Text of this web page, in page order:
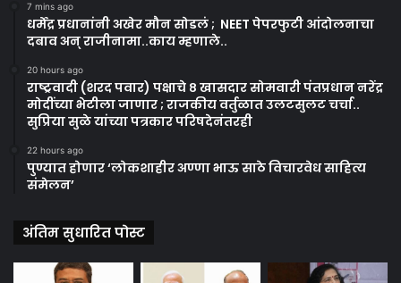
7 mins ago
धर्मेंद्र प्रधानांनी अखेर मौन सोडलं ; NEET पेपरफुटी आंदोलनाचा
दबाव अन् राजीनामा..काय म्हणाले..
20 hours ago
राष्ट्रवादी (शरद पवार) पक्षाचे ८ खासदार सोमवारी पंतप्रधान नरेंद्र
मोदींच्या भेटीला जाणार ; राजकीय वर्तुळात उलटसुलट चर्चा..
सुप्रिया सुळे यांच्या पत्रकार परिषदेनंतरही
22 hours ago
पुण्यात होणार ‘लोकशाहीर अण्णा भाऊ साठे विचारवेध साहित्य
संमेलन’
अंतिम सुधारित पोस्ट